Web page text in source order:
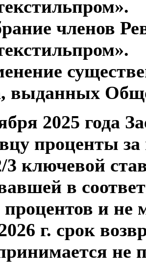
членов
выданных
2025 года
проценты
3 ключевой
в
процентов и не
г. срок
не